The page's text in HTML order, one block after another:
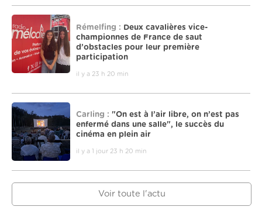
Rémelfing : Deux cavalières vice-
championnes de France de saut
d’obstacles pour leur première
participation
il y a 23 h 20 min
Carling : "On est à l’air libre, on n’est pas
enfermé dans une salle", le succès du
cinéma en plein air
il y a 1 jour 23 h 20 min
Voir toute l'actu